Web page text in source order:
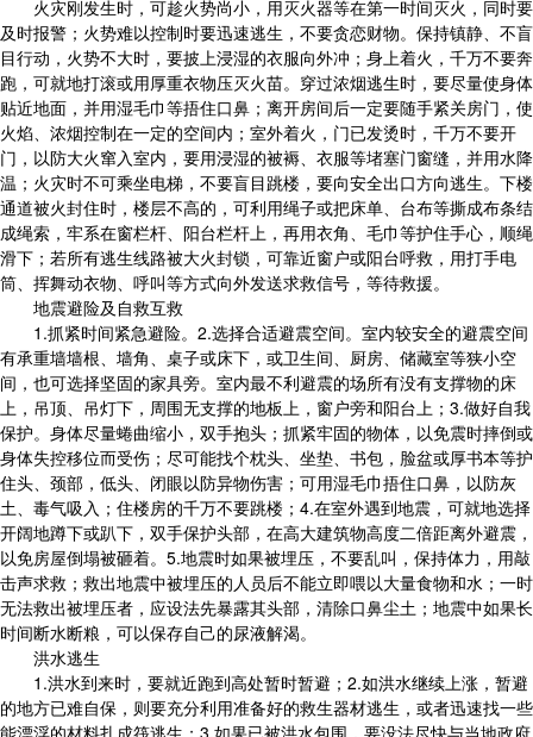
火灾刚发生时，可趁火势尚小，用灭火器等在第一时间灭火，同时要
及时报警；火势难以控制时要迅速逃生，不要贪恋财物。保持镇静、不盲
目行动，火势不大时，要披上浸湿的衣服向外冲；身上着火，千万不要奔
跑，可就地打滚或用厚重衣物压灭火苗。穿过浓烟逃生时，要尽量使身体
贴近地面，并用湿毛巾等捂住口鼻；离开房间后一定要随手紧关房门，使
火焰、浓烟控制在一定的空间内；室外着火，门已发烫时，千万不要开
门，以防大火窜入室内，要用浸湿的被褥、衣服等堵塞门窗缝，并用水降
温；火灾时不可乘坐电梯，不要盲目跳楼，要向安全出口方向逃生。下楼
通道被火封住时，楼层不高的，可利用绳子或把床单、台布等撕成布条结
成绳索，牢系在窗栏杆、阳台栏杆上，再用衣角、毛巾等护住手心，顺绳
滑下；若所有逃生线路被大火封锁，可靠近窗户或阳台呼救，用打手电
筒、挥舞动衣物、呼叫等方式向外发送求救信号，等待救援。
地震避险及自救互救
1.抓紧时间紧急避险。2.选择合适避震空间。室内较安全的避震空间
有承重墙墙根、墙角、桌子或床下，或卫生间、厨房、储藏室等狭小空
间，也可选择坚固的家具旁。室内最不利避震的场所有没有支撑物的床
上，吊顶、吊灯下，周围无支撑的地板上，窗户旁和阳台上；3.做好自我
保护。身体尽量蜷曲缩小，双手抱头；抓紧牢固的物体，以免震时摔倒或
身体失控移位而受伤；尽可能找个枕头、坐垫、书包，脸盆或厚书本等护
住头、颈部，低头、闭眼以防异物伤害；可用湿毛巾捂住口鼻，以防灰
土、毒气吸入；住楼房的千万不要跳楼；4.在室外遇到地震，可就地选择
开阔地蹲下或趴下，双手保护头部，在高大建筑物高度二倍距离外避震，
以免房屋倒塌被砸着。5.地震时如果被埋压，不要乱叫，保持体力，用敲
击声求救；救出地震中被埋压的人员后不能立即喂以大量食物和水；一时
无法救出被埋压者，应设法先暴露其头部，清除口鼻尘土；地震中如果长
时间断水断粮，可以保存自己的尿液解渴。
洪水逃生
1.洪水到来时，要就近跑到高处暂时暂避；2.如洪水继续上涨，暂避
的地方已难自保，则要充分利用准备好的救生器材逃生，或者迅速找一些